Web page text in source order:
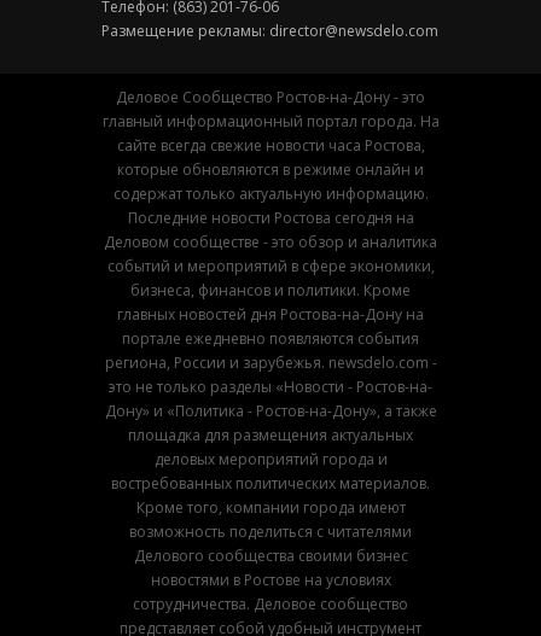
Телефон: (863) 201-76-06
Размещение рекламы: director@newsdelo.com
Деловое Сообщество Ростов-на-Дону - это
главный информационный портал города. На
сайте всегда свежие новости часа Ростова,
которые обновляются в режиме онлайн и
содержат только актуальную информацию.
Последние новости Ростова сегодня на
Деловом сообществе - это обзор и аналитика
событий и мероприятий в сфере экономики,
бизнеса, финансов и политики. Кроме
главных новостей дня Ростова-на-Дону на
портале ежедневно появляются события
региона, России и зарубежья. newsdelo.com -
это не только разделы «Новости - Ростов-на-
Дону» и «Политика - Ростов-на-Дону», а также
площадка для размещения актуальных
деловых мероприятий города и
востребованных политических материалов.
Кроме того, компании города имеют
возможность поделиться с читателями
Делового сообщества своими бизнес
новостями в Ростове на условиях
сотрудничества. Деловое сообщество
представляет собой удобный инструмент